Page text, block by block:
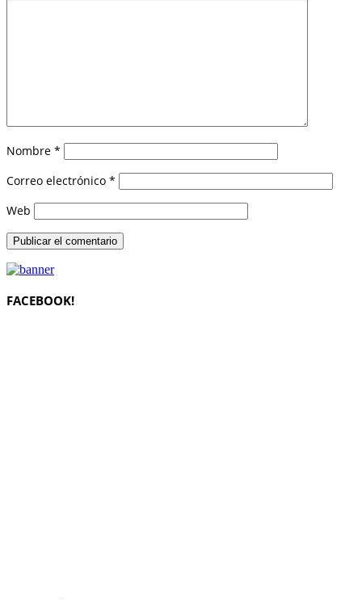
Nombre *
Correo electrónico *
Web
FACEBOOK!